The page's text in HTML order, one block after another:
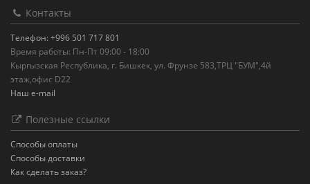
Контакты
Телефон: +996 501 717 801
Время работы: Пн-Пт 09:00 - 18:00
Кыргызская Республика, г. Бишкек, ул. Фрунзе 583,ТРЦ "БУМ",4й
этаж,офис D22
Наш e-mail
Полезные ссылки
Способы оплаты
Способы доставки
Как сделать заказ?